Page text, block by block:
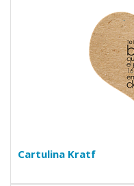
Cartulina Kratf